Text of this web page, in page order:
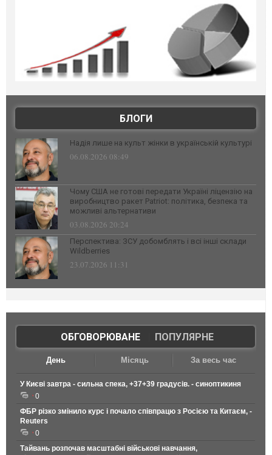
БЛОГИ
Надія лише на культ жінки в українській культурі
06.08.2026 08:49
Чому США не готові передати Україні ліцензію на
виробництво ракет Patriot: політика, безпека та
можливі альтернативи
03.08.2026 20:24
Перспектива: ЗСУ добомблять і всі інші склади
Wildberries
23.07.2026 11:31
ОБГОВОРЮВАНЕ| ПОПУЛЯРНЕ
День Місяць За весь час
У Києві завтра - сильна спека, +37+39 градусів. - синоптикиня
0
ФБР різко змінило курс і почало співпрацю з Росією та Китаєм, -
Reuters
0
Тайвань розпочав масштабні військові навчання,